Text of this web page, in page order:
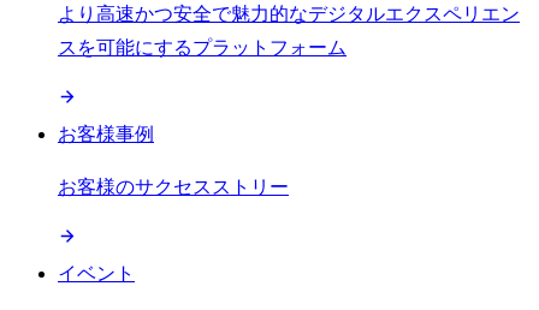
より高速かつ安全で魅力的なデジタルエクスペリエン
スを可能にするプラットフォーム
お客様事例
お客様のサクセスストリー
イベント